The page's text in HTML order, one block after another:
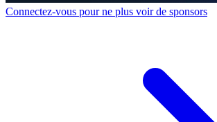
Connectez-vous pour ne plus voir de sponsors